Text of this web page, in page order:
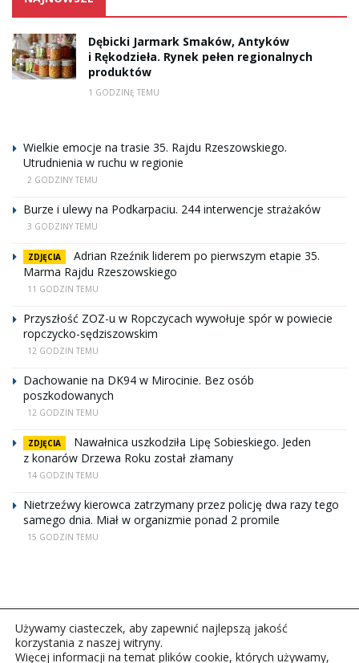
Dębicki Jarmark Smaków, Antyków
i Rękodzieła. Rynek pełen regionalnych
produktów
1 GODZINĘ TEMU
Wielkie emocje na trasie 35. Rajdu Rzeszowskiego.
Utrudnienia w ruchu w regionie
2 GODZINY TEMU
Burze i ulewy na Podkarpaciu. 244 interwencje strażaków
3 GODZINY TEMU
ZDJĘCIA
Adrian Rzeźnik liderem po pierwszym etapie 35.
Marma Rajdu Rzeszowskiego
11 GODZIN TEMU
Przyszłość ZOZ-u w Ropczycach wywołuje spór w powiecie
ropczycko-sędziszowskim
12 GODZIN TEMU
Dachowanie na DK94 w Mirocinie. Bez osób
poszkodowanych
12 GODZIN TEMU
ZDJĘCIA
Nawałnica uszkodziła Lipę Sobieskiego. Jeden
z konarów Drzewa Roku został złamany
14 GODZIN TEMU
Nietrzeźwy kierowca zatrzymany przez policję dwa razy tego
samego dnia. Miał w organizmie ponad 2 promile
15 GODZIN TEMU
Używamy ciasteczek, aby zapewnić najlepszą jakość
korzystania z naszej witryny.
Więcej informacji na temat plików cookie, których używamy,